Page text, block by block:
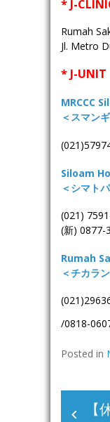
* J-
Rumah
Jl. Metro
* J-UNIT
MRCCC
＜スマン
Siloam
＜シマト
(021)
(新) 0877-
Rumah
＜チカラ
/0818-
Posted in
投
稿